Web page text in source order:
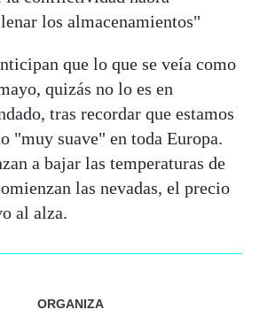
los almacenamientos"
que lo que se veía como
quizás no lo es en
tras recordar que estamos
"muy suave" en toda Europa.
a bajar las temperaturas de
las nevadas, el precio
al alza.
ORGANIZA